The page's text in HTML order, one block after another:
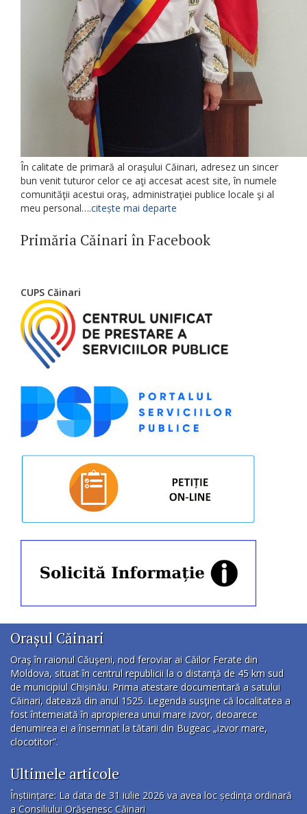
În calitate de primară al oraşului Căinari, adresez un sincer
bun venit tuturor celor ce aţi accesat acest site, în numele
comunităţii acestui oraş, administraţiei publice locale şi al
meu personal….citește mai departe
Primăria Căinari în Facebook
CUPS Căinari
Orașul Căinari
Oraş în raionul Căuşeni, nod feroviar ai Căilor Ferate din
Moldova, situat în centrul republicii la o distanţă de 45 km sud
de municipiul Chișinău. Prima atestare documentară a satului
Căinari, datează din anul 1525. Legenda susţine că localitatea a
fost întemeiată în apropierea unui mare izvor, deoarece
denumirea ei a însemnat la tătarii din Bugeac „izvor mare,
clocotitor”.
Ultimele articole
Înștiințare: La data de 31 iulie 2026 va avea loc ședința ordinară
a Consiliului Orășenesc Căinari